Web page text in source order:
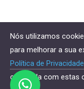
Direitos
Nós utilizamos
para melhorar a sua
Política de Privacidade
concorda com estas